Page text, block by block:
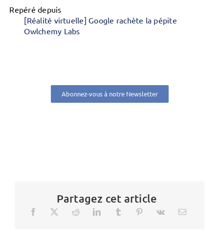
Repéré depuis
[Réalité virtuelle] Google rachète la pépite
Owlchemy Labs
Abonnez-vous à notre Newsletter
Partagez cet article